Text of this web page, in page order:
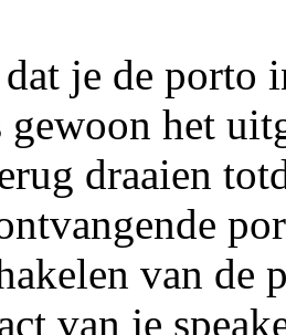
je de
gewoon het
draaien
van de
van je